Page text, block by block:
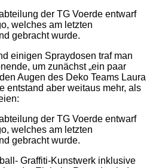
der TG Voerde entwarf
welches am letzten
gebracht wurde.
einigen Spraydosen traf man
um zunächst „ein paar
Augen des Deko Teams Laura
entstand aber weitaus mehr, als
der TG Voerde entwarf
welches am letzten
gebracht wurde.
Graffiti-Kunstwerk inklusive